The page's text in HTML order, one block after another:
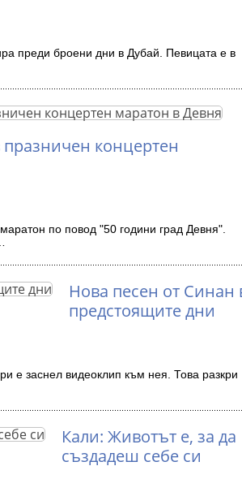
преди броени дни в Дубай. Певицата е в
концертен
по повод "50 години град Девня".
Нова песен от Синан
предстоящите дни
е заснел видеоклип към нея. Това разкри
Кали: Животът е, за да
създадеш себе си